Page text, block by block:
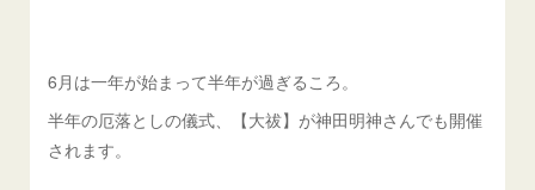
6月は一年が始まって半年が過ぎるころ。
半年の厄落としの儀式、【大祓】が神田明神さんでも開催
されます。